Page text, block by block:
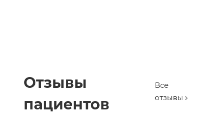
Отзывы
пациентов
Все
отзывы